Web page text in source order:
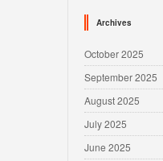
Archives
October 2025
September 2025
August 2025
July 2025
June 2025